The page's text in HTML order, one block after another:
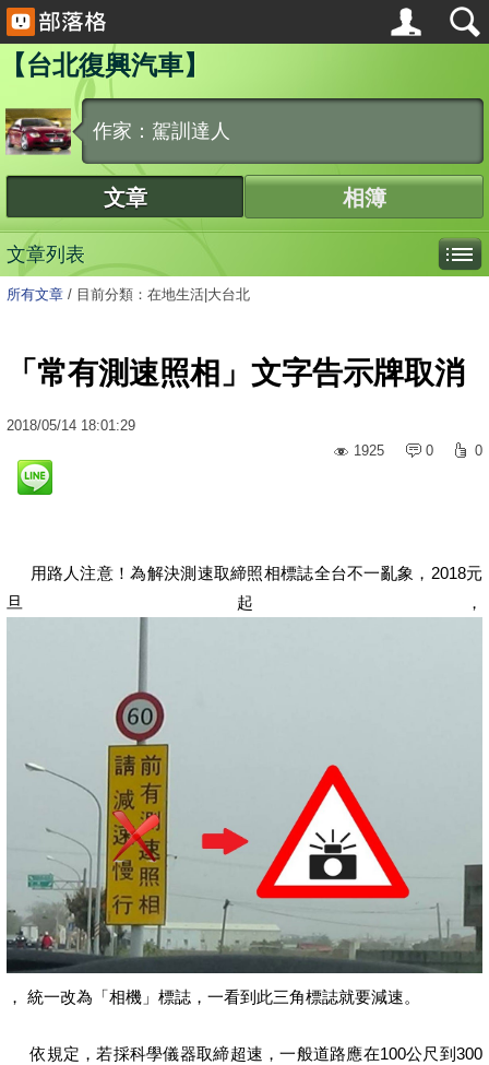
【台北復興汽車】
作家：駕訓達人
文章 相簿
文章列表
所有文章 / 目前分類：在地生活|大台北
「常有測速照相」文字告示牌取消
2018/05/14 18:01:29
1925
0 0
用路人注意！為解決測速取締照相標誌全台不一亂象，2018元
旦起，
， 統一改為「相機」標誌，一看到此三角標誌就要減速。
依規定，若採科學儀器取締超速，一般道路應在100公尺到300